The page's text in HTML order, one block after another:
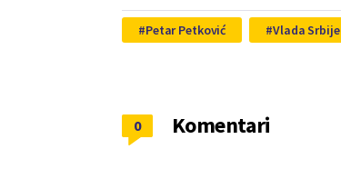
Petar Petković Vlada Srbije
Komentari
0